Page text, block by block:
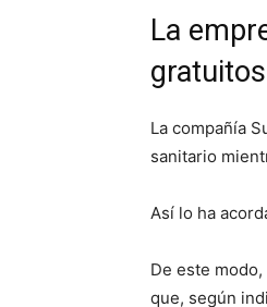
La
La compañía
sanitario
Así lo ha
De este
que, según